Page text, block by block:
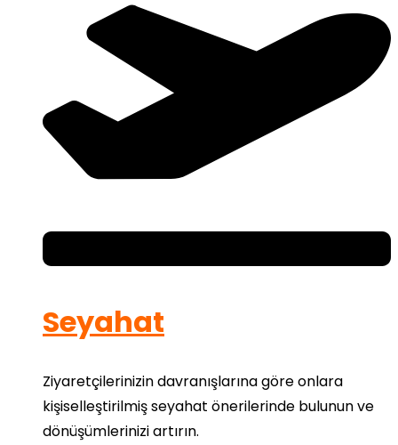
Seyahat
Ziyaretçilerinizin davranışlarına göre onlara
kişiselleştirilmiş seyahat önerilerinde bulunun ve
dönüşümlerinizi artırın.